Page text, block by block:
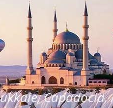
Capadocia,